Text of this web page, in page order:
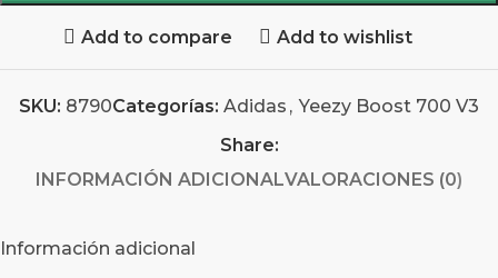
Add to compare Add to wishlist
SKU: 8790Categorías: Adidas , Yeezy Boost 700 V3
Share:
INFORMACIÓN ADICIONALVALORACIONES (0)
Información adicional